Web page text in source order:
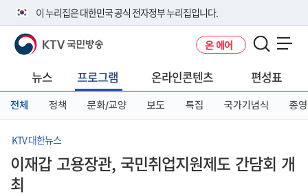
이 누리집은 대한민국 공식 전자정부 누리집입니다.
공식 누리집 주소 확인하기
니다.
이밖에 or.kr 또는 .kr등 다른 도메인 주소를 사용하고 있다면 아래 URL에
서 도메인 주소를 확인해 보세요
KTV 국민방송 온 에어
뉴스 프로그램 온라인콘텐츠 편성표
전체 정책 문화/교양 보도 특집 국가기념식 종영
KTV 대한뉴스
이재갑 고용장관, 국민취업지원제도 간담회 개
최